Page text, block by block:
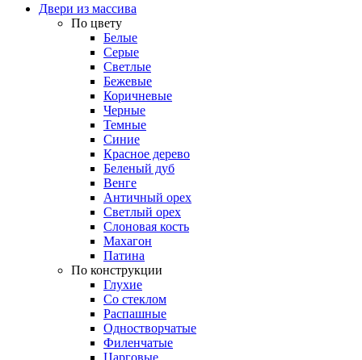
Двери из массива
По цвету
Белые
Серые
Светлые
Бежевые
Коричневые
Черные
Темные
Синие
Красное дерево
Беленый дуб
Венге
Античный орех
Светлый орех
Слоновая кость
Махагон
Патина
По конструкции
Глухие
Со стеклом
Распашные
Одностворчатые
Филенчатые
Царговые